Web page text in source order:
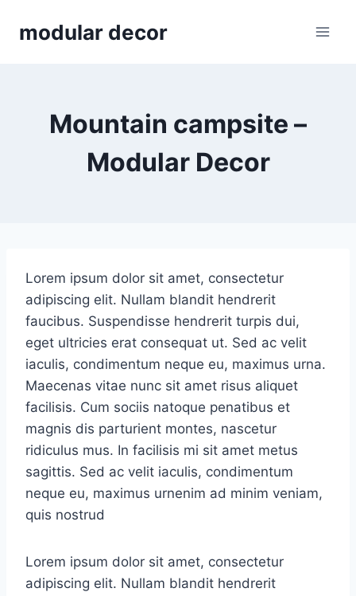
modular decor
Mountain campsite –
Modular Decor
Lorem ipsum dolor sit amet, consectetur
adipiscing elit. Nullam blandit hendrerit
faucibus. Suspendisse hendrerit turpis dui,
eget ultricies erat consequat ut. Sed ac velit
iaculis, condimentum neque eu, maximus urna.
Maecenas vitae nunc sit amet risus aliquet
facilisis. Cum sociis natoque penatibus et
magnis dis parturient montes, nascetur
ridiculus mus. In facilisis mi sit amet metus
sagittis. Sed ac velit iaculis, condimentum
neque eu, maximus urnenim ad minim veniam,
quis nostrud
Lorem ipsum dolor sit amet, consectetur
adipiscing elit. Nullam blandit hendrerit